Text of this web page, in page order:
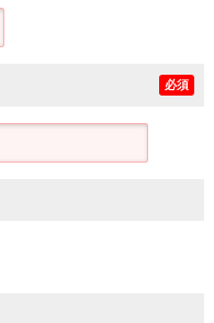
必須